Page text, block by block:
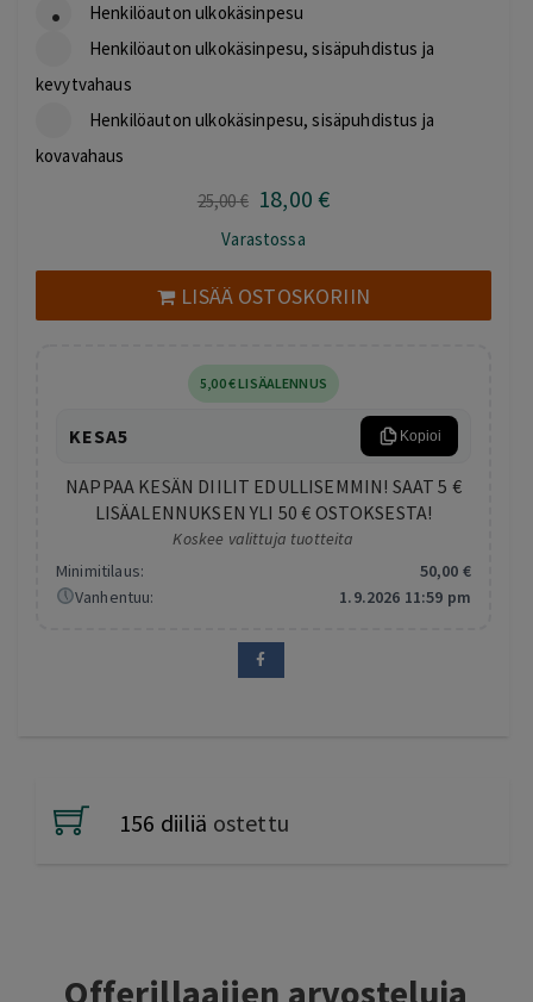
Henkilöauton ulkokäsinpesu
Henkilöauton ulkokäsinpesu, sisäpuhdistus ja
kevytvahaus
Henkilöauton ulkokäsinpesu, sisäpuhdistus ja
kovavahaus
25,00€ Alkuperäinen
oli:
25,00 €.
18,00 €Nykyinen
18,00 €.
Varastossa
LISÄÄ OSTOSKORIIN
5,00€LISÄALENNUS
KESA5 Kopioi
NAPPAA KESÄN DIILIT EDULLISEMMIN! SAAT 5 €
LISÄALENNUKSEN YLI 50 € OSTOKSESTA!
Koskee valittuja tuotteita
Minimitilaus:
50,00 €
Vanhentuu:
1.9.2026 11:59 pm
156 diiliä ostettu
Offerillaajien arvosteluja